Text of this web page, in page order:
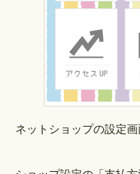
ネットショップの設定画